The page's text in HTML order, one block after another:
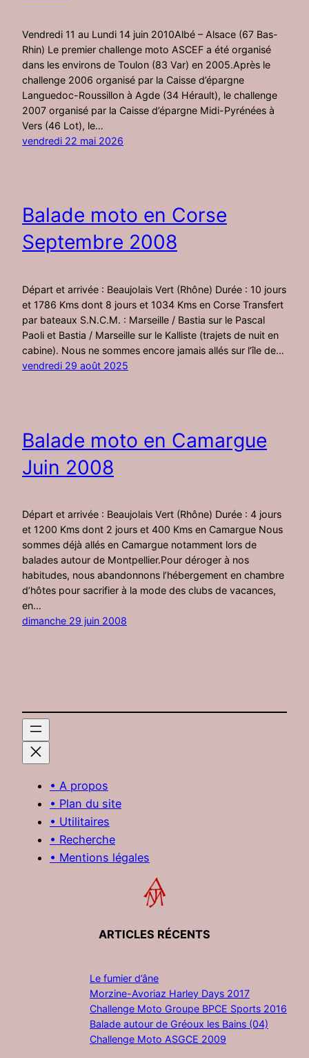
Vendredi 11 au Lundi 14 juin 2010Albé – Alsace (67 Bas-
Rhin) Le premier challenge moto ASCEF a été organisé
dans les environs de Toulon (83 Var) en 2005.Après le
challenge 2006 organisé par la Caisse d’épargne
Languedoc-Roussillon à Agde (34 Hérault), le challenge
2007 organisé par la Caisse d’épargne Midi-Pyrénées à
Vers (46 Lot), le…
vendredi 22 mai 2026
Balade moto en Corse
Septembre 2008
Départ et arrivée : Beaujolais Vert (Rhône) Durée : 10 jours
et 1786 Kms dont 8 jours et 1034 Kms en Corse Transfert
par bateaux S.N.C.M. : Marseille / Bastia sur le Pascal
Paoli et Bastia / Marseille sur le Kalliste (trajets de nuit en
cabine). Nous ne sommes encore jamais allés sur l’île de…
vendredi 29 août 2025
Balade moto en Camargue
Juin 2008
Départ et arrivée : Beaujolais Vert (Rhône) Durée : 4 jours
et 1200 Kms dont 2 jours et 400 Kms en Camargue Nous
sommes déjà allés en Camargue notamment lors de
balades autour de Montpellier.Pour déroger à nos
habitudes, nous abandonnons l’hébergement en chambre
d’hôtes pour sacrifier à la mode des clubs de vacances,
en…
dimanche 29 juin 2008
• A propos
• Plan du site
• Utilitaires
• Recherche
• Mentions légales
ARTICLES RÉCENTS
Le fumier d’âne
Morzine-Avoriaz Harley Days 2017
Challenge Moto Groupe BPCE Sports 2016
Balade autour de Gréoux les Bains (04)
Challenge Moto ASGCE 2009